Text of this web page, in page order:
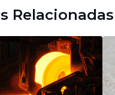
Relacionadas